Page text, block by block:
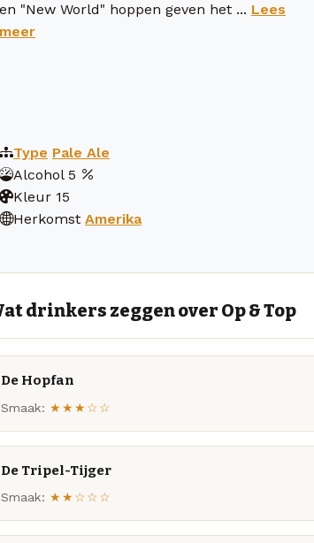
en "New World" hoppen geven het ... Lees
meer
Type Pale Ale
Alcohol 5
Kleur 15
Herkomst Amerika
drinkers zeggen over Op & Top
De Hopfan
Smaak: ★★★☆☆
De Tripel-Tijger
Smaak: ★★☆☆☆